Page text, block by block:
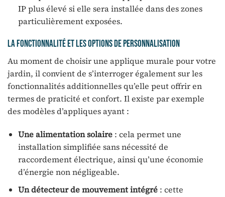
IP plus élevé si elle sera installée dans des zones
particulièrement exposées.
La fonctionnalité et les options de personnalisation
Au moment de choisir une applique murale pour votre
jardin, il convient de s’interroger également sur les
fonctionnalités additionnelles qu’elle peut offrir en
termes de praticité et confort. Il existe par exemple
des modèles d’appliques ayant :
Une alimentation solaire: cela permet une
installation simplifiée sans nécessité de
raccordement électrique, ainsi qu’une économie
d’énergie non négligeable.
Un détecteur de mouvement intégré: cette